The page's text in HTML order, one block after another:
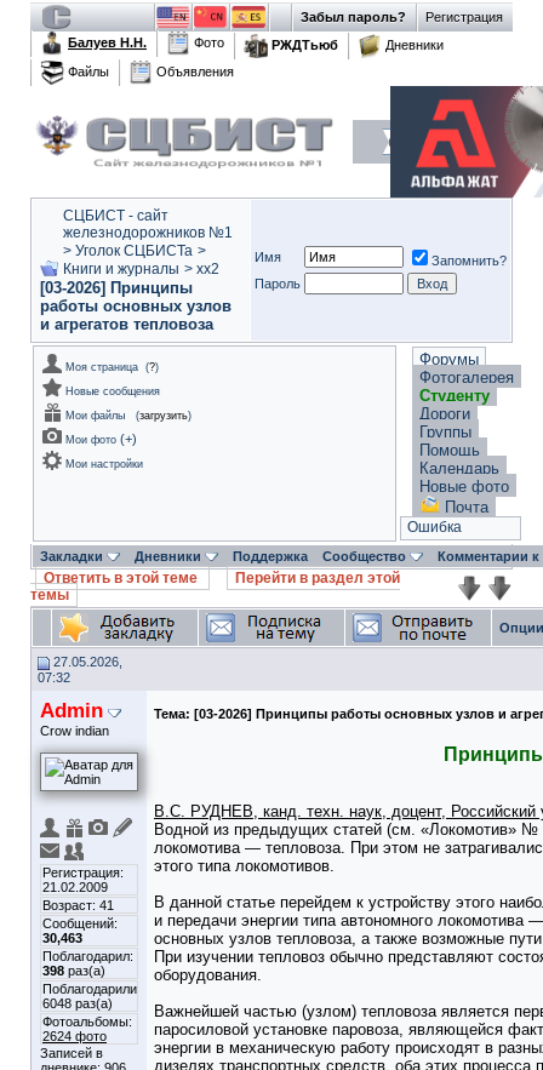
Регистрация
Забыл пароль?
Балуев Н.Н.
Фото РЖДТьюб
Дневники
Файлы
Объявления
СЦБИСТ - сайт
железнодорожников №1
> Уголок СЦБИСТа >
Книги и журналы > xx2
[03-2026] Принципы
работы основных узлов
и агрегатов тепловоза
Имя
Запомнить?
Пароль
Моя страница (?)
Новые сообщения
Мои файлы
(загрузить)
Мои фото (+)
Мои настройки
Форумы
Фотогалерея
Студенту
Дороги
Группы
Помощь
Календарь
Новые фото
Почта
Ошибка
Закладки Дневники Поддержка Сообщество Комментарии
Ответить в этой теме
Перейти в раздел этой
темы
27.05.2026,
07:32
Admin
Crow indian
Регистрация:
21.02.2009
Возраст: 41
Сообщений:
30,463
Поблагодарил:
398 раз(а)
Поблагодарили
6048 раз(а)
Фотоальбомы:
2624 фото
Записей в
Тема: [03-2026] Принципы работы основных узлов и
В.С. РУДНЕВ, канд. техн. наук, доцент, Российский
Водной из предыдущих статей (см. «Локомотив» №
локомотива — тепловоза. При этом не
этого типа локомотивов.
В данной статье перейдем к устройству этого
и передачи энергии типа автономного локомотива
основных узлов тепловоза, а также возможные
При изучении тепловоз обычно представляют
оборудования.
Важнейшей частью (узлом) тепловоза является
паросиловой установке паровоза, являющейся
энергии в механическую работу происходят в
дизелях транспортных средств, оба этих